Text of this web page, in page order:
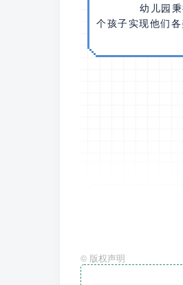
幼儿园秉持
个孩子实现他们
© 版权声明